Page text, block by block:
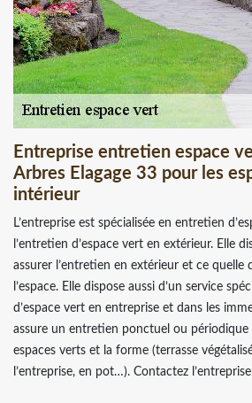
Entreprise entretien espace
Arbres Elagage 33 pour les
intérieur
L’entreprise est spécialisée en entretien
l’entretien d’espace vert en extérieur. Elle
assurer l’entretien en extérieur et ce quelle
l’espace. Elle dispose aussi d’un service
d’espace vert en entreprise et dans les
assure un entretien ponctuel ou périodique
espaces verts et la forme (terrasse
l’entreprise, en pot…). Contactez